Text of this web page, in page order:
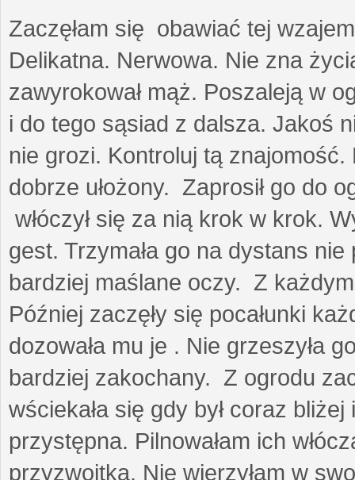
Zaczęłam się obawiać tej
Delikatna. Nerwowa. Nie zna
zawyrokował mąż. Poszaleją w
i do tego sąsiad z dalsza. Jakoś
nie grozi. Kontroluj tą
dobrze ułożony. Zaprosił go do
włóczył się za nią krok w krok.
gest. Trzymała go na dystans
bardziej maślane oczy. Z
Później zaczęły się pocałunki
dozowała mu je . Nie grzeszyła
bardziej zakochany. Z ogrodu
wściekała się gdy był coraz
przystępna. Pilnowałam ich
przyzwoitka. Nie wierzyłam w